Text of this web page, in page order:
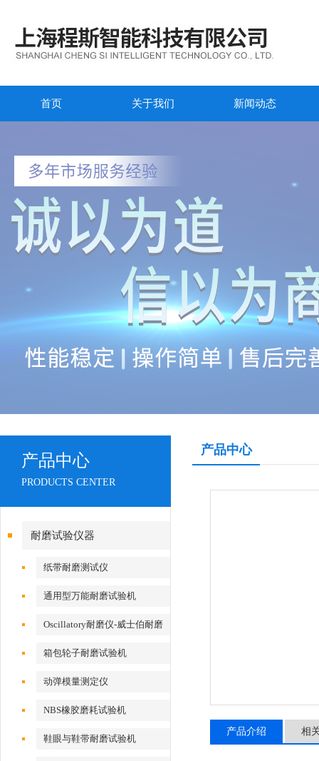
首页 关于我们 新闻动态
产品中心
PRODUCTS CENTER
耐磨试验仪器
纸带耐磨测试仪
通用型万能耐磨试验机
Oscillatory耐磨仪-威士伯耐磨
试验机
箱包轮子耐磨试验机
动弹模量测定仪
NBS橡胶磨耗试验机
鞋眼与鞋带耐磨试验机
产品中心
产品介绍 相